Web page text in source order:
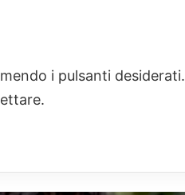
i pulsanti desiderati.